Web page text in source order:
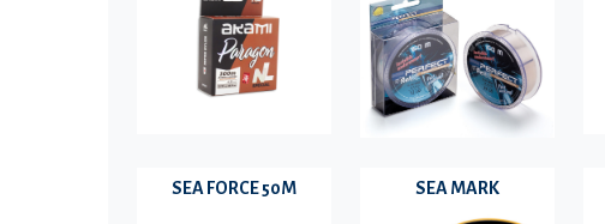
SEA FORCE 50M SEA MARK